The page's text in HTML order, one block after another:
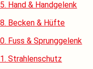
Hand & Handgelenk
Becken & Hüfte
Fuss & Sprunggelenk
Strahlenschutz